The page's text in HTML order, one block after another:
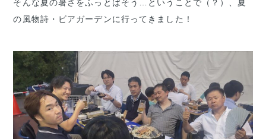
そんな夏の暑さをふっとばそう…ということで（？）、夏
の風物詩・ビアガーデンに行ってきました！